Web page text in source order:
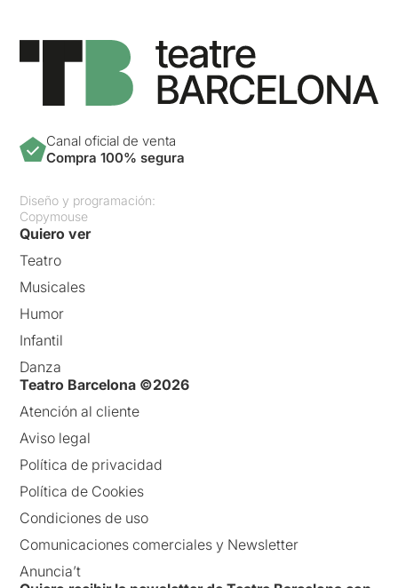
Canal oficial de venta
Compra 100% segura
Diseño y programación:
Copymouse
Quiero ver
Teatro
Musicales
Humor
Infantil
Danza
Teatro Barcelona ©2026
Atención al cliente
Aviso legal
Política de privacidad
Política de Cookies
Condiciones de uso
Comunicaciones comerciales y Newsletter
Anuncia’t